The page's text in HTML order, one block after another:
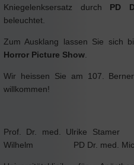
Kniegelenksersatz durch PD
beleuchtet.
Zum Ausklang lassen Sie sich
Horror Picture Show.
Wir heissen Sie am 107.
willkommen!
Prof. Dr. med.
Wilhelm PD Dr. med.